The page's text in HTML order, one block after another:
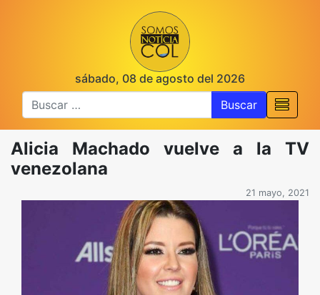
sábado, 08 de agosto del 2026
Buscar
Alicia Machado vuelve a la TV
venezolana
21 mayo, 2021